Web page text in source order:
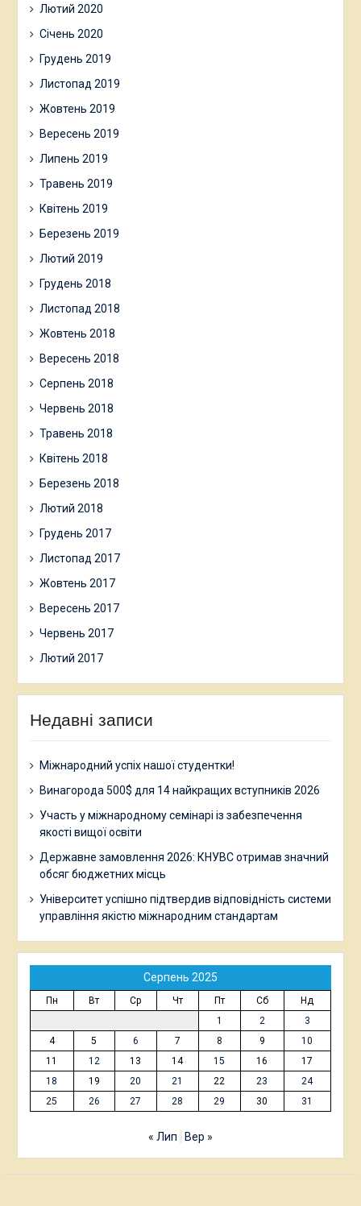
Лютий 2020
Січень 2020
Грудень 2019
Листопад 2019
Жовтень 2019
Вересень 2019
Липень 2019
Травень 2019
Квітень 2019
Березень 2019
Лютий 2019
Грудень 2018
Листопад 2018
Жовтень 2018
Вересень 2018
Серпень 2018
Червень 2018
Травень 2018
Квітень 2018
Березень 2018
Лютий 2018
Грудень 2017
Листопад 2017
Жовтень 2017
Вересень 2017
Червень 2017
Лютий 2017
Недавні записи
Міжнародний успіх нашої студентки!
Винагорода 500$ для 14 найкращих вступників 2026
Участь у міжнародному семінарі із забезпечення
якості вищої освіти
Державне замовлення 2026: КНУВС отримав значний
обсяг бюджетних місць
Університет успішно підтвердив відповідність системи
управління якістю міжнародним стандартам
Серпень 2025
Пн Вт Ср Чт Пт Сб
Нд
1
2
3
4
5 6 7 8 9
10
11
12 13 14 15 16
17
18
19 20 21 22 23
24
25
26 27 28 29 30 31
« Лип Вер »